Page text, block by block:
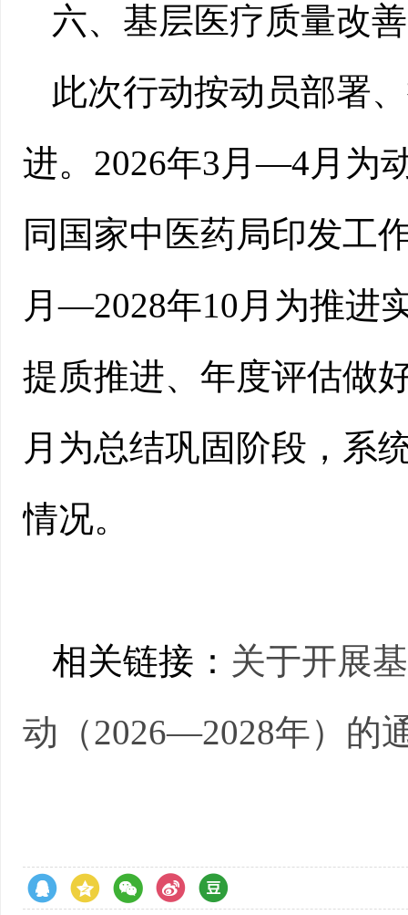
六、基层医疗质量改
此次行动按动员部署
进。2026年3月—4月为
同国家中医药局印发工
月—2028年10月为推进
提质推进、年度评估做
月为总结巩固阶段，系
情况。
相关链接： 关于开展
动（2026—2028年）的